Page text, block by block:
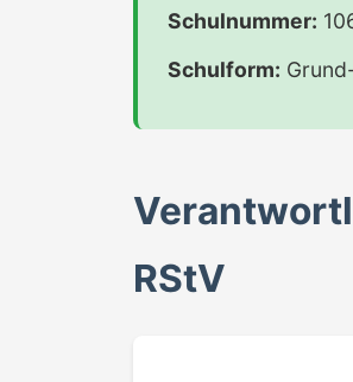
Schulnummer:
Schulform:
RStV